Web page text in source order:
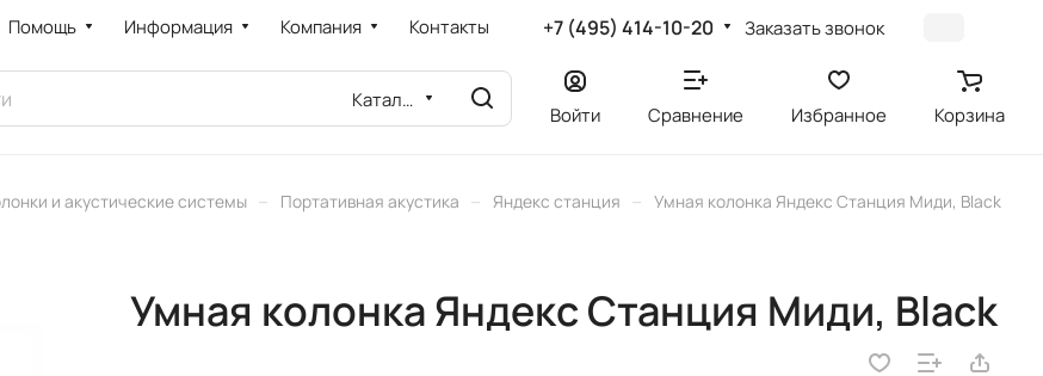
Помощь Информация Компания Контакты +7 (495) 414-10-20 Заказать звонок
Каталог
Войти Сравнение Избранное Корзина
и акустические системы – Портативная акустика – Яндекс станция – Умная колонка Яндекс Станция Миди, Black
Умная колонка Яндекс Станция Миди, Black